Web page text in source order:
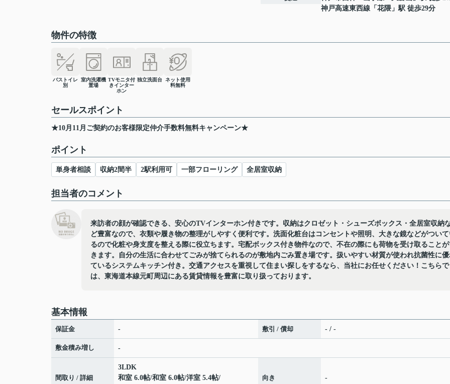
神戸高速東西線 「 花隈 」駅 徒歩29分
物件の特徴
バストイレ
別
室内洗濯機
置場
TVモニタ付
きインター
ホン
独立洗面台 ネット使用
料無料
セールスポイント
★10月11月ご契約のお客様限定仲介手数料無料キャンペーン★
ポイント
単身者相談 収納2間半 2駅利用可 一部フローリング 全居室収納
担当者のコメント
来訪者の顔が確認できる、安心のTVインターホン付きです。収納はクロゼット・シューズボックス・全居室収納
ど豊富なので、衣類や履き物の整理がしやすく便利です。洗面化粧台はコンセントや照明、大きな鏡などがつい
るので化粧や身支度を整える際に役立ちます。宅配ボックス付き物件なので、不在の際にも荷物を受け取ること
きます。自分の生活に合わせてごみが捨てられるのが敷地内ごみ置き場です。扱いやすい材質が使われ抗菌性に
ているシステムキッチン付き。交通アクセスを重視して住まい探しをするなら、当社にお任せください！こちらで
は、東海道本線元町周辺にある賃貸情報を豊富に取り扱っております。
基本情報
保証金 - 敷引 / 償却 - / -
敷金積み増し -
間取り / 詳細
3LDK
和室 6.0帖/和室 6.0帖/洋室 5.4帖/
向き -